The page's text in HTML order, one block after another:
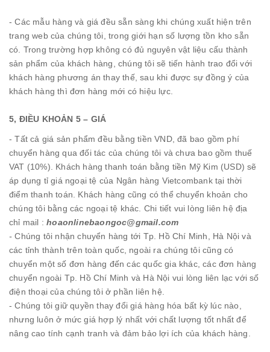
- Các mẫu hàng và giá đều sẵn sàng khi chúng xuất hiện trên
trang web của chúng tôi, trong giới hạn số lượng tồn kho sẵn
có. Trong trường hợp không có đủ nguyên vật liệu cấu thành
sản phẩm của khách hàng, chúng tôi sẽ tiến hành trao đổi với
khách hàng phương án thay thế, sau khi được sự đồng ý của
khách hàng thì đơn hàng mới có hiệu lực.
5, ĐIỀU KHOẢN 5 – GIÁ
- Tất cả giá sản phẩm đều bằng tiền VND, đã bao gồm phí
chuyển hàng qua đối tác của chúng tôi và chưa bao gồm thuế
VAT (10%). Khách hàng thanh toán bằng tiền Mỹ Kim (USD) sẽ
áp dụng tỉ giá ngoại tệ của Ngân hàng Vietcombank tại thời
điểm thanh toán. Khách hàng cũng có thể chuyển khoản cho
chúng tôi bằng các ngoại tệ khác. Chi tiết vui lòng liên hệ địa
chỉ mail :hoaonlinebaongoc@gmail.com
-Chúng tôi nhận chuyển hàng tới Tp. Hồ Chí Minh, Hà Nội và
các tỉnh thành trên toàn quốc, ngoài ra chúng tôi cũng có
chuyển một số đơn hàng đến các quốc gia khác, các đơn hàng
chuyển ngoài Tp. Hồ Chí Minh và Hà Nội vui lòng liên lạc với số
điện thoại của chúng tôi ở phần liên hệ.
- Chúng tôi giữ quyền thay đổi giá hàng hóa bất kỳ lúc nào,
nhưng luôn ở mức giá hợp lý nhất với chất lượng tốt nhất để
nâng cao tính cạnh tranh và đảm bảo lợi ích của khách hàng.